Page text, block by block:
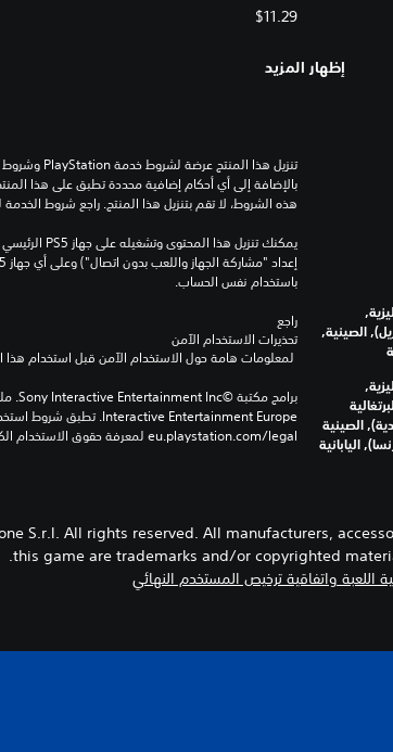
$11.29
إظهار المزيد
الصينية,
الصينية
اليابانية
هذه الشروط، لا تقم بتنزيل هذا المنتج. راجع شروط
باستخدام نفس الحساب.
راجع
تحذيرات الاستخدام الآمن
eu.playstation.com/legal لمعرفة حقوق الاستخدام الكاملة.
S.r.l. All rights reserved. All manufacturers,
this game are trademarks and/or copyrighted
واتفاقية ترخيص المستخدم النهائي